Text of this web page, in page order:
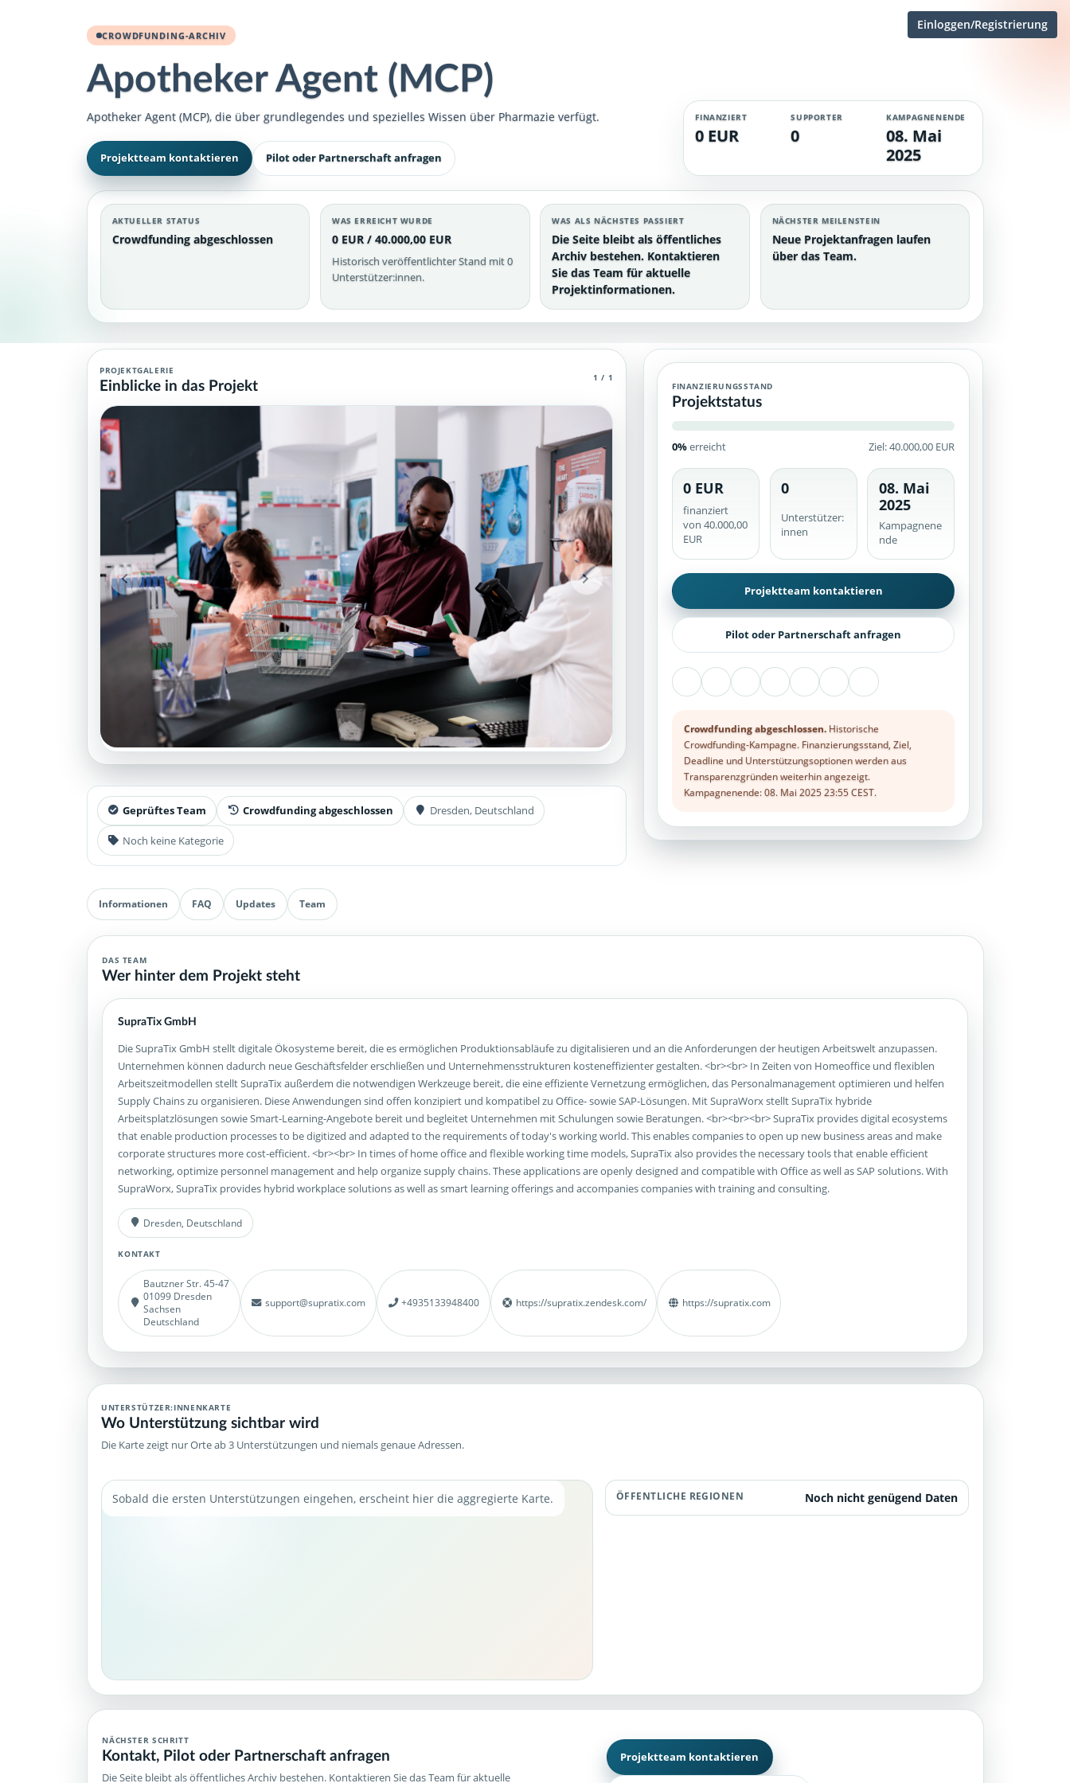
Einloggen/Registrierung
CROWDFUNDING-ARCHIV
Apotheker Agent (MCP)
Apotheker Agent (MCP), die über grundlegendes und spezielles Wissen über Pharmazie verfügt.
Projektteam kontaktieren Pilot oder Partnerschaft anfragen
FINANZIERT
0 EUR
SUPPORTER
0
KAMPAGNENENDE
08. Mai
2025
AKTUELLER STATUS
Crowdfunding abgeschlossen
WAS ERREICHT WURDE
0 EUR / 40.000,00 EUR
Historisch veröffentlichter Stand mit 0
Unterstützer:innen.
WAS ALS NÄCHSTES PASSIERT
Die Seite bleibt als öffentliches
Archiv bestehen. Kontaktieren
Sie das Team für aktuelle
Projektinformationen.
NÄCHSTER MEILENSTEIN
Neue Projektanfragen laufen
über das Team.
Apotheker Agent (MCP)
Apotheker Agent (MCP): Teamprofil, Hintergrund und Kontaktmöglichkeiten zur Kampagne.
Projektteam: SupraTix GmbH.
Historischer Finanzierungsstand: 0 EUR von 40.000,00 EUR.
Unterstützer:innen: 0. Erreicht: 0 Prozent.
Historisch veröffentlichte Unterstützungsoptionen: 4.
Aktiver Seitenabschnitt: team.
Qualitätssicherung: Kanonische URL, Robots-Angaben, aggregierte Unterstützerinformationen und veröffentlichte Inhaltsbereiche werden serverseitig geprüft.
PROJEKTGALERIE
Einblicke in das Projekt 1 / 1
Geprüftes Team Crowdfunding abgeschlossen Dresden, Deutschland
Noch keine Kategorie
FINANZIERUNGSSTAND
Projektstatus
0%erreicht Ziel: 40.000,00 EUR
0 EUR
finanziert
von 40.000,00
EUR
0
Unterstützer:
innen
08. Mai
2025
Kampagnene
nde
Projektteam kontaktieren
Pilot oder Partnerschaft anfragen
Crowdfunding abgeschlossen.Historische
Crowdfunding-Kampagne. Finanzierungsstand, Ziel,
Deadline und Unterstützungsoptionen werden aus
Transparenzgründen weiterhin angezeigt.
Kampagnenende: 08. Mai 2025 23:55 CEST.
Informationen FAQ Updates Team
DAS TEAM
Wer hinter dem Projekt steht
SupraTix GmbH
Die SupraTix GmbH stellt digitale Ökosysteme bereit, die es ermöglichen Produktionsabläufe zu digitalisieren und an die Anforderungen der heutigen Arbeitswelt anzupassen.
Unternehmen können dadurch neue Geschäftsfelder erschließen und Unternehmensstrukturen kosteneffizienter gestalten. <br><br> In Zeiten von Homeoffice und flexiblen
Arbeitszeitmodellen stellt SupraTix außerdem die notwendigen Werkzeuge bereit, die eine effiziente Vernetzung ermöglichen, das Personalmanagement optimieren und helfen
Supply Chains zu organisieren. Diese Anwendungen sind offen konzipiert und kompatibel zu Office- sowie SAP-Lösungen. Mit SupraWorx stellt SupraTix hybride
Arbeitsplatzlösungen sowie Smart-Learning-Angebote bereit und begleitet Unternehmen mit Schulungen sowie Beratungen. <br><br><br> SupraTix provides digital ecosystems
that enable production processes to be digitized and adapted to the requirements of today's working world. This enables companies to open up new business areas and make
corporate structures more cost-efficient. <br><br> In times of home office and flexible working time models, SupraTix also provides the necessary tools that enable efficient
networking, optimize personnel management and help organize supply chains. These applications are openly designed and compatible with Office as well as SAP solutions. With
SupraWorx, SupraTix provides hybrid workplace solutions as well as smart learning offerings and accompanies companies with training and consulting.
Dresden, Deutschland
KONTAKT
Bautzner Str. 45-47
01099 Dresden
Sachsen
Deutschland
support@supratix.com +4935133948400 https://supratix.zendesk.com/ https://supratix.com
UNTERSTÜTZER:INNENKARTE
Wo Unterstützung sichtbar wird
Die Karte zeigt nur Orte ab 3 Unterstützungen und niemals genaue Adressen.
Sobald die ersten Unterstützungen eingehen, erscheint hier die aggregierte Karte. ÖFFENTLICHE REGIONEN Noch nicht genügend Daten
NÄCHSTER SCHRITT
Kontakt, Pilot oder Partnerschaft anfragen
Die Seite bleibt als öffentliches Archiv bestehen. Kontaktieren Sie das Team für aktuelle
Projektteam kontaktieren